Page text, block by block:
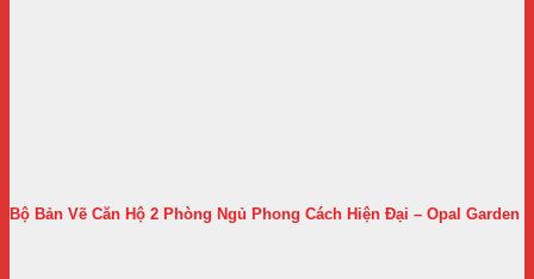
Bộ Bản Vẽ Căn Hộ 2 Phòng Ngủ Phong Cách Hiện Đại – Opal Garden